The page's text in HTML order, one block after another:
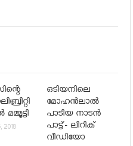
2018
ഒടിയനിലെ
മോഹൻലാൽ
പാടിയ നാടൻ
പാട്ട്- ലിറിക്
വീഡിയോ